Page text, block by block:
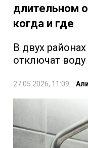
длительном
когда и где
В двух
отключат воду
27.05.2026, 11:09